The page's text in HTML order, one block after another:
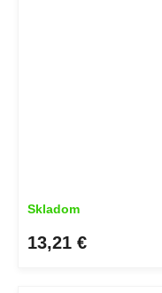
Skladom
13,21 €